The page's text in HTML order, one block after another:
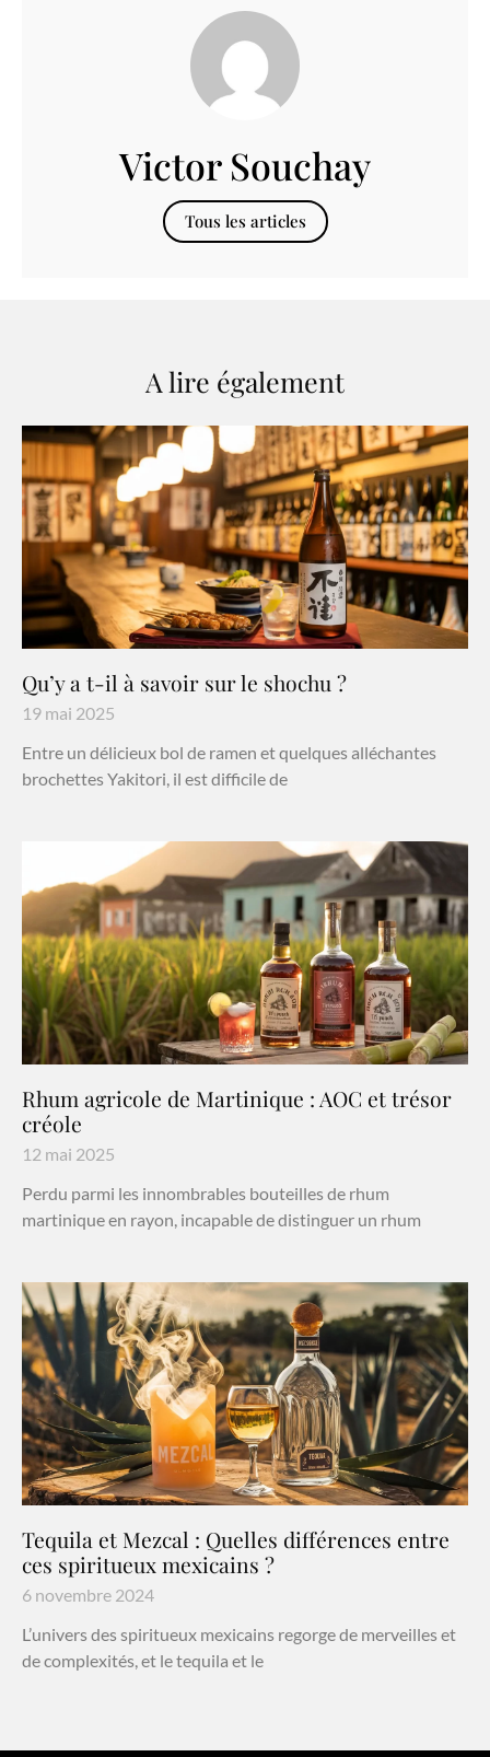
Victor Souchay
Tous les articles
A lire également
Qu’y a t-il à savoir sur le shochu ?
19 mai 2025
Entre un délicieux bol de ramen et quelques alléchantes
brochettes Yakitori, il est difficile de
Rhum agricole de Martinique : AOC et trésor
créole
12 mai 2025
Perdu parmi les innombrables bouteilles de rhum
martinique en rayon, incapable de distinguer un rhum
Tequila et Mezcal : Quelles différences entre
ces spiritueux mexicains ?
6 novembre 2024
L’univers des spiritueux mexicains regorge de merveilles et
de complexités, et le tequila et le